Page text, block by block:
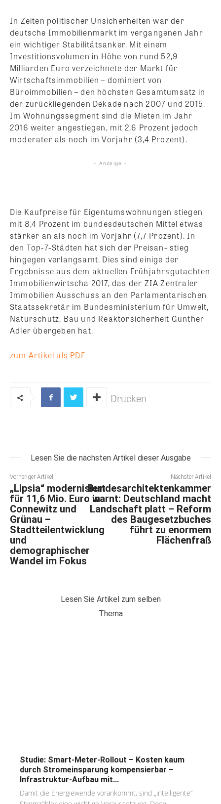
In Zeiten politischer Unsicherheiten war der
deutsche Immobilienmarkt im vergangenen Jahr
ein wichtiger Stabilitätsanker. Mit einem
Investitionsvolumen in Höhe von rund 52,9
Milliarden Euro verzeichnete der Markt für
Wirtschaftsimmobilien – dominiert von
Büroimmobilien – den höchsten Gesamtumsatz in
der zurückliegenden Dekade nach 2007 und 2015.
Im Wohnungssegment sind die Mieten im Jahr
2016 weiter angestiegen, mit 2,6 Prozent jedoch
moderater als noch im Vorjahr (3,4 Prozent).
- Anzeige -
Die Kaufpreise für Eigentumswohnungen stiegen
mit 8,4 Prozent im bundesdeutschen Mittel etwas
stärker an als noch im Vorjahr (7,7 Prozent). In
den Top-7-Städten hat sich der Preisan- stieg
hingegen verlangsamt. Dies sind einige der
Ergebnisse aus dem aktuellen Frühjahrsgutachten
Immobilienwirtscha 2017, das der ZIA Zentraler
Immobilien Ausschuss an den Parlamentarischen
Staatssekretär im Bundesministerium für Umwelt,
Naturschutz, Bau und Reaktorsicherheit Gunther
Adler übergeben hat.
zum Artikel als PDF
Drucken
Lesen Sie die nächsten Artikel dieser Ausgabe
Vorheriger Artikel
„Lipsia“ modernisiert
für 11,6 Mio. Euro in
Connewitz und
Grünau –
Stadtteilentwicklung
und
demographischer
Wandel im Fokus
Nächster Artikel
Bundesarchitektenkammer
warnt: Deutschland macht
Landschaft platt – Reform
des Baugesetzbuches
führt zu enormem
Flächenfraß
Lesen Sie Artikel zum selben
Thema
Studie: Smart-Meter-Rollout – Kosten kaum
durch Stromeinsparung kompensierbar –
Infrastruktur-Aufbau mit...
Damit die Energiewende vorankommt, sind „intelligente“